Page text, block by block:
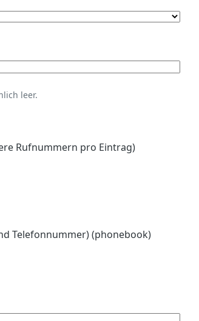
leer.
Rufnummern pro Eintrag)
Telefonnummer) (phonebook)